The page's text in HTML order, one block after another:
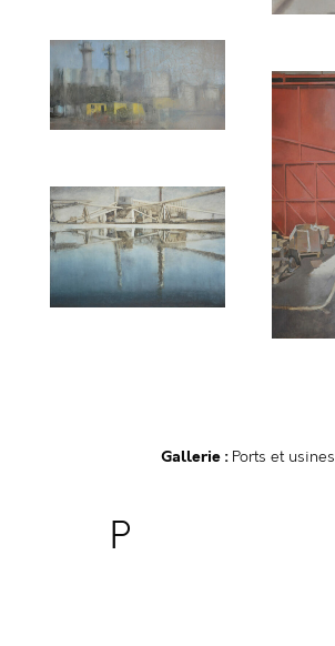
Gallerie : Ports et usines
P